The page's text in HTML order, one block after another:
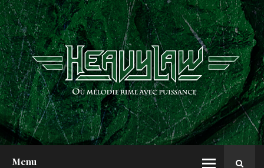
Menu
ACCUEIL
NEWS
CHRONIQUES
INTERVIEWS
REPORTS
A PROPOS